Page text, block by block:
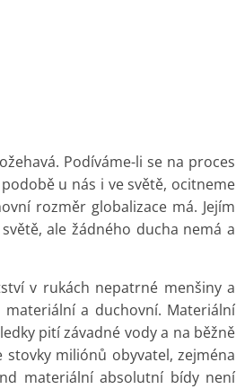
Podíváme-li se na proces
u nás i ve světě, ocitneme
rozměr globalizace má. Jejím
ale žádného ducha nemá a
v rukách nepatrné menšiny a
a duchovní. Materiální
pití závadné vody a na běžně
miliónů obyvatel, zejména
materiální absolutní bídy není